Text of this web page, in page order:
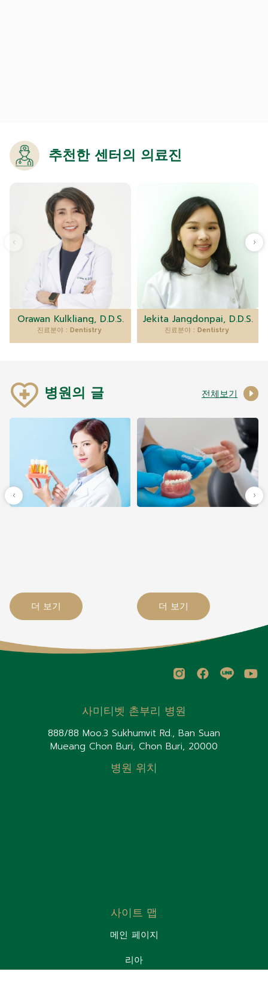
추천한 센터의 의료진
Orawan Kulkliang, D.D.S.
진료분야 : Dentistry
Jekita Jangdonpai, D.D.S.
진료분야 : Dentistry
병원의 글 전체보기
더 보기 더 보기
사미티벳 촌부리 병원
888/88 Moo.3 Sukhumvit Rd., Ban Suan
Mueang Chon Buri, Chon Buri, 20000
병원 위치
사이트 맵
메인 페이지
리아